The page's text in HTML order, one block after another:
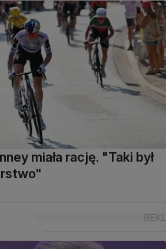
miała rację. "Taki był